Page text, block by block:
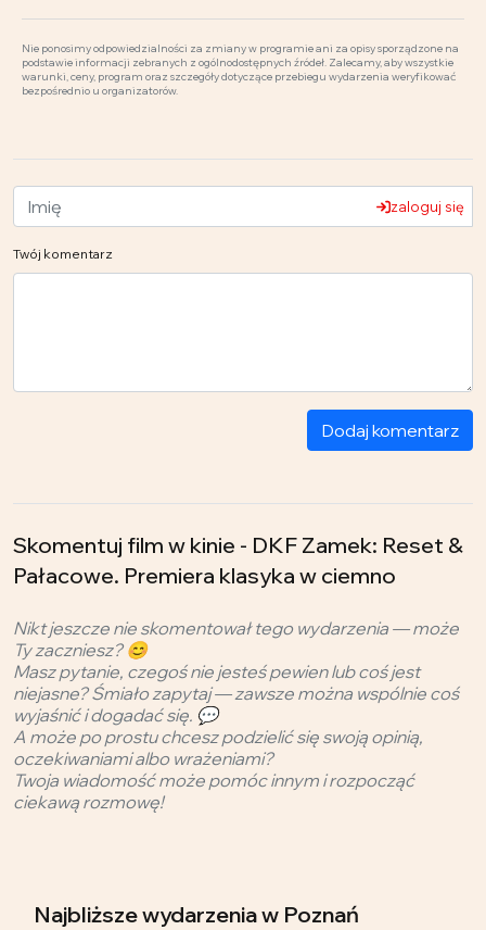
Nie ponosimy odpowiedzialności za zmiany w programie ani za opisy sporządzone na
podstawie informacji zebranych z ogólnodostępnych źródeł. Zalecamy, aby wszystkie
warunki, ceny, program oraz szczegóły dotyczące przebiegu wydarzenia weryfikować
bezpośrednio u organizatorów.
zaloguj się
Twój komentarz
Dodaj komentarz
Skomentuj film w kinie - DKF Zamek: Reset &
Pałacowe. Premiera klasyka w ciemno
Nikt jeszcze nie skomentował tego wydarzenia — może
Ty zaczniesz? 😊
Masz pytanie, czegoś nie jesteś pewien lub coś jest
niejasne? Śmiało zapytaj — zawsze można wspólnie coś
wyjaśnić i dogadać się. 💬
A może po prostu chcesz podzielić się swoją opinią,
oczekiwaniami albo wrażeniami?
Twoja wiadomość może pomóc innym i rozpocząć
ciekawą rozmowę!
Najbliższe wydarzeniaw Poznań